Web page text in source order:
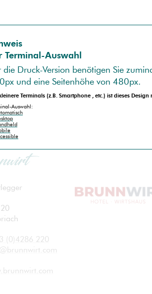
(0)4286 220
@ brunnwirt.com
Terminal-Auswahl
die Druck-Version benötigen Sie
und eine Seitenhöhe von 480px.
Terminals (z.B. Smartphone , etc.) ist dieses
Auswahl: